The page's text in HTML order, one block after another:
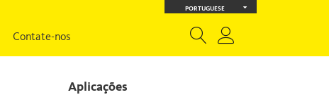
PORTUGUESE
Contate-nos
Aplicações